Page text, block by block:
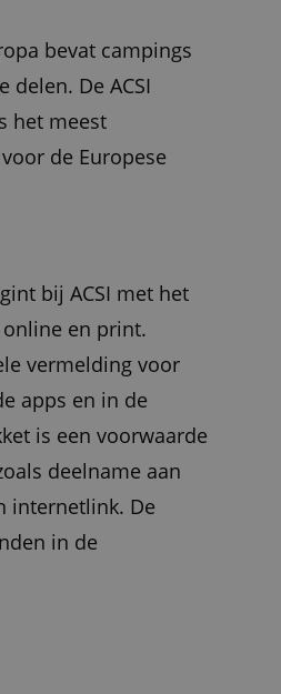
bevat campings
De ACSI
het meest
de Europese
bij ACSI met het
online en print.
vermelding voor
apps en in de
is een voorwaarde
deelname aan
internetlink. De
in de